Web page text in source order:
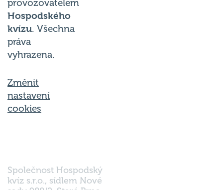
provozovatelem
Hospodského
kvízu. Všechna
práva
vyhrazena.
Změnit
nastavení
cookies
Společnost Hospodský
kvíz s.r.o., sídlem Nové